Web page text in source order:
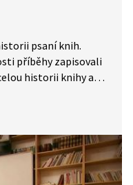
psaní knih.
příběhy zapisovali
historii knihy až
popíšeme. Jaká je
vazeb mají?